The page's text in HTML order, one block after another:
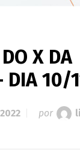
X DA
DIA
por